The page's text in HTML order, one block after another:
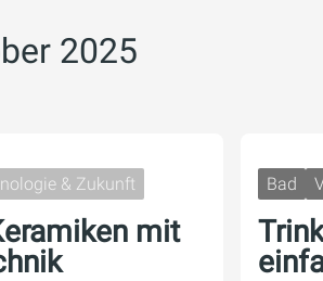
2025
& Zukunft
mit
Bad